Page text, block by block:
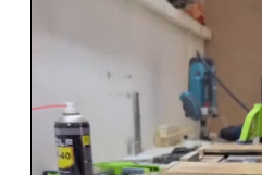
ЗАКАЖИТЕ
СКРЫТЫЕ
Остались вопросы? Оставьте
и наш менеджер свяжится с